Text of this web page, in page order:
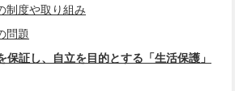
制度や取り組み
問題
保証し、自立を目的とする「生活保護」